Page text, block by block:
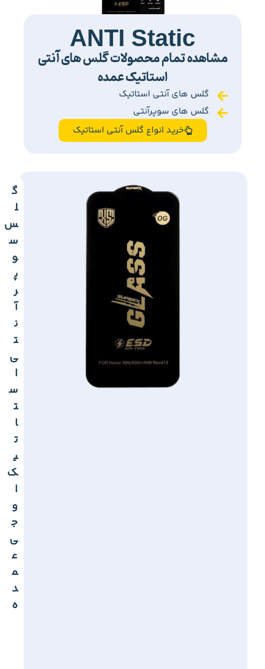
ANTI Static
مشاهده تمام محصولات گلس های آنتی
استاتیک عمده
گلس های آنتی استاتیک
گلس های سوپرآنتی
خرید انواع گلس آنتی استاتیک
گ
ل
س
س
و
پ
ر
آ
ن
ت
ی
ا
س
ت
ا
ت
ی
ک
ا
و
ج
ی
ع
م
د
ه